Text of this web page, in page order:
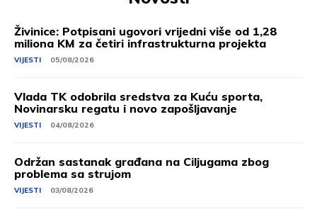
Živinice: Potpisani ugovori vrijedni više od 1,28
miliona KM za četiri infrastrukturna projekta
VIJESTI 05/08/2026
Vlada TK odobrila sredstva za Kuću sporta,
Novinarsku regatu i novo zapošljavanje
VIJESTI 04/08/2026
Održan sastanak građana na Ciljugama zbog
problema sa strujom
VIJESTI 03/08/2026